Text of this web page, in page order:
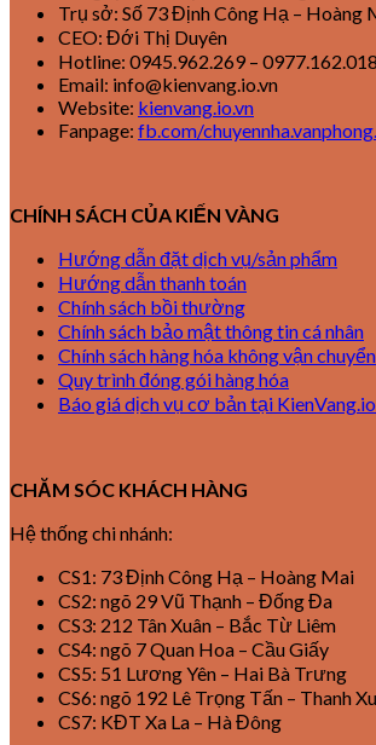
Trụ sở: Số 73 Định Công Hạ – Hoàng
CEO: Đới Thị Duyên
Hotline: 0945.962.269 – 0977.162.018
Email: info@kienvang.io.vn
Website: kienvang.io.vn
Fanpage: fb.com/
CHÍNH SÁCH CỦA KIẾN VÀNG
Hướng dẫn đặt dịch vụ/sản phẩm
Hướng dẫn thanh toán
Chính sách bồi thường
Chính sách bảo mật thông tin cá nhân
Chính sách hàng hóa không vận chuyển
Quy trình đóng gói hàng hóa
Báo giá dịch vụ cơ bản tại
CHĂM SÓC KHÁCH HÀNG
Hệ thống chi nhánh:
CS1: 73 Định Công Hạ – Hoàng Mai
CS2: ngõ 29 Vũ Thạnh – Đống Đa
CS3: 212 Tân Xuân – Bắc Từ Liêm
CS4: ngõ 7 Quan Hoa – Cầu Giấy
CS5: 51 Lương Yên – Hai Bà Trưng
CS6: ngõ 192 Lê Trọng Tấn – Thanh
CS7: KĐT Xa La – Hà Đông